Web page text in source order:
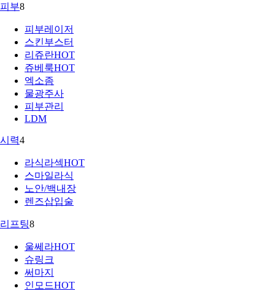
피부8
피부레이저
스킨부스터
리쥬란HOT
쥬베룩HOT
엑소좀
물광주사
피부관리
LDM
시력4
라식라섹HOT
스마일라식
노안/백내장
렌즈삽입술
리프팅8
울쎄라HOT
슈링크
써마지
인모드HOT